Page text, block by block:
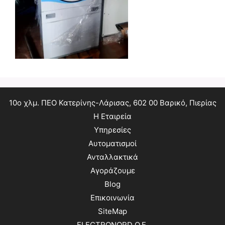
10ο χλμ. ΠΕΟ Κατερίνης-Λάρισας, 602 00 Βαρικό, Πιερίας
Η Εταιρεία
Υπηρεσίες
Αυτοματισμοί
Ανταλλακτικά
Αγοράζουμε
Blog
Επικοινωνία
SiteMap